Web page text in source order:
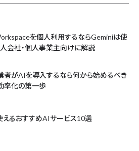
を個人利用するならGeminiは使
人会社・個人事業主向けに解説
者がAIを導入するなら何から始めるべき
率化の第一歩
えるおすすめAIサービス10選